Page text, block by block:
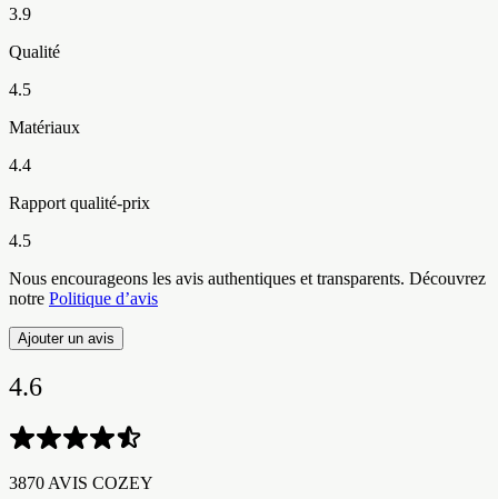
3.9
Qualité
4.5
Matériaux
4.4
Rapport qualité-prix
4.5
Nous encourageons les avis authentiques et transparents. Découvrez
notre Politique d’avis
Ajouter un avis
4.6
3870 AVIS COZEY​​​​‌ ‍ ​‍​‍‌‍ ‌ ​‍‌‍‍‌‌‍‌ ‌‍‍‌‌‍ ‍​‍​‍​ ‍‍​‍​‍‌ ​ ‌‍​‌‌‍ ‍‌‍‍‌‌ ‌​‌ ‍‌​‍ ‍‌‍‍‌‌‍ ​‍​‍​‍ ​​‍​‍‌‍‍​‌ ​‍‌‍‌‌‌‍‌‍​‍​‍​ ‍‍​‍​‍‌‍‍​‌ ‌​‌ ‌​‌ ​​‌ ​ ​ ‍‍​‍ ​‍ ‌‍ ​‌‍ ‌‍​ ‌‍​‌‌‍ ​‌‍‍​‌‍ ‌ ​ ‌ ‌​​ ‍‍​ ​ ​ ​​​ ​​​ ​​​‍ ‌ ​ ‌ ‌​‌ ‌‌‌‍‌​‌‍‍‌‌‍ ​‍ ‌‍‍‌‌‍ ‍‌ ‌​‌‍‌‌‌‍ ‍‌ ‌​​‍ ‌‍‌‌‌‍‌​‌‍‍‌‌ ‌​​‍ ‌‍ ‌‌‍ ‌‍‌​‌‍‌‌​ ‌‌ ​​‌ ​‍‌‍‌‌‌ ​ ‌‍‌‌‌‍ ‍‌ ‌​‌‍​‌‌ ‌​‌‍‍‌‌‍ ‌‍ ‍​ ‍ ‌‍‍‌‌‍‌​​ ‌‌‍​‌‌‍​‍​ ​‍​ ‌‌‌‍​‍​ ‌‌​ ​‍‌‍‌‌​‍ ‌‌‍​ ​ ‌ ​ ‌ ​ ‌​​‍ ‌​ ‌​​ ‍​​ ​‍​ ​ ​‍ ‌‌‍​‍‌‍​‍​ ‍​​ ‌ ​‍ ‌​ ​ ​ ​ ‌‍‌‌‌‍‌​‌‍‌‌​ ​​‌‍​‌​ ​‌​ ‌‍‌‍‌​‌‍‌‍​ ‌ ​ ‍ ‌ ‌​‌ ‍‌‌ ​​‌‍‌‌​ ‌‌ ​​‌‍‌​‌ ​​​ ‍ ‌ ​​‌‍​‌‌ ‌​‌‍‍​​ ‌‌ ‌‍‌‍​‌‌‍ ​‌ ‌‌‌‍‌‌‌​​‌‌‍‌​‌‍‌​‌‍‌‌‌‍‌​‌‌​ ‌‍‌‌‌‍​ ‌ ‌​‌‍‍‌‌‍ ‌‍ ‍‌ ​ ​‍‌‌​ ‌‌‌​​‍‌‌ ‌‍‍ ‌‍‌‌‌ ‍‌​‍‌‌​ ​ ‌​‌​​‍‌‌​ ​ ‌​‌​​‍‌‌​ ​‍​ ​‍‌‍‌‌​ ‌ ​ ‌‍‌‍​ ​ ‌‌​ ​​​ ‌‌​ ​‌​ ‍‌​ ‌​​ ​‍​ ‌ ​‍‌‌​ ​‍​ ​‍​‍‌‌​ ‌‌‌​‌​​‍ ‍‌ ​‍‌‍‌‌‌ ‌‍‌‍‍‌‌‍‌‌‌ ‌ ‌‌​ ‌ ‌‌‌‍ ‌‌‍ ‌‌‍​‌‌ ​‍‌ ‍‌‌‌‌​‌‍‌‌‌‍ ‌‌ ​​‌‍ ​‌‍​‌‌ ‌​‌‍‌‌​‍ ‍‌ ​ ‌ ‌‌‌‍ ‌‌‍ ‌‌‍​‌‌ ​‍‌ ‍‌‌​‌​‌‍​‌‌ ‌​‌‍​‌​‍ ‍‌ ‌​‌‍ ‌ ‌​‌‍​‌‌‍ ​‌‌​‍‌‍​‌‌ ‌​‌‍‍‌‌‍ ‍‌‍‌ ‌‌‌​‌‍‌‌‌ ‍​‌ ‌​​ ‌‍​‍‌‍​‌‌ ​ ‌‍‌‌‌‌‌‌‌ ​‍‌‍ ​​ ‌‌‍‍​‌ ‌​‌ ‌​‌ ​​‌ ​ ​‍‌‌​ ​ ‌​​‌​‍‌‌​ ​‍‌​‌‍​‍‌‌​ ​‍‌​‌‍‌‍ ​‌‍ ‌‍​ ‌‍​‌‌‍ ​‌‍‍​‌‍ ‌ ​ ‌ ‌​​‍‌‌​ ​ ‌​​‌​ ​ ​ ​​​ ​​​ ​​​‍‌‌​ ​‍‌​‌‍‌ ​ ‌ ‌​‌ ‌‌‌‍‌​‌‍‍‌‌‍ ​‍‌‍‌‍‍‌‌‍‌​​ ‌‌‍​‌‌‍​‍​ ​‍​ ‌‌‌‍​‍​ ‌‌​ ​‍‌‍‌‌​‍ ‌‌‍​ ​ ‌ ​ ‌ ​ ‌​​‍ ‌​ ‌​​ ‍​​ ​‍​ ​ ​‍ ‌‌‍​‍‌‍​‍​ ‍​​ ‌ ​‍ ‌​ ​ ​ ​ ‌‍‌‌‌‍‌​‌‍‌‌​ ​​‌‍​‌​ ​‌​ ‌‍‌‍‌​‌‍‌‍​ ‌ ​‍‌‍‌ ‌​‌ ‍‌‌ ​​‌‍‌‌​ ‌‌ ​​‌‍‌​‌ ​​​‍‌‍‌ ​​‌‍​‌‌ ‌​‌‍‍​​ ‌‌ ‌‍‌‍​‌‌‍ ​‌ ‌‌‌‍‌‌‌​​‌‌‍‌​‌‍‌​‌‍‌‌‌‍‌​‌‌​ ‌‍‌‌‌‍​ ‌ ‌​‌‍‍‌‌‍ ‌‍ ‍‌ ​ ​‍‌‌​ ‌‌‌​​‍‌‌ ‌‍‍ ‌‍‌‌‌ ‍‌​‍‌‌​ ​ ‌​‌​​‍‌‌​ ​ ‌​‌​​‍‌‌​ ​‍​ ​‍‌‍‌‌​ ‌ ​ ‌‍‌‍​ ​ ‌‌​ ​​​ ‌‌​ ​‌​ ‍‌​ ‌​​ ​‍​ ‌ ​‍‌‌​ ​‍​ ​‍​‍‌‌​ ‌‌‌​‌​​‍ ‍‌ ​‍‌‍‌‌‌ ‌‍‌‍‍‌‌‍‌‌‌ ‌ ‌‌​ ‌ ‌‌‌‍ ‌‌‍ ‌‌‍​‌‌ ​‍‌ ‍‌‌‌‌​‌‍‌‌‌‍ ‌‌ ​​‌‍ ​‌‍​‌‌ ‌​‌‍‌‌​‍ ‍‌ ​ ‌ ‌‌‌‍ ‌‌‍ ‌‌‍​‌‌ ​‍‌ ‍‌‌​‌​‌‍​‌‌ ‌​‌‍​‌​‍ ‍‌ ‌​‌‍ ‌ ‌​‌‍​‌‌‍ ​‌‌​‍‌‍​‌‌ ‌​‌‍‍‌‌‍ ‍‌‍‌ ‌‌‌​‌‍‌‌‌ ‍​‌ ‌​​‍‌‍‌ ​​‌‍‌‌‌ ​‍‌ ​ ‌ ​​‌‍‌‌‌‍​ ‌ ‌​‌‍‍‌‌ ‌‍‌‍‌‌​ ‌‌ ​​‌ ‌‌‌‍​‍‌‍ ​‌‍‍‌‌ ​ ‌‍‍​‌‍‌‌‌‍‌​​‍​‍‌ ‌